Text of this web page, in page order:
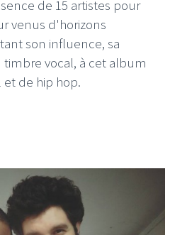
de 15 artistes pour
venus d'horizons
son influence, sa
vocal, à cet album
de hip hop.